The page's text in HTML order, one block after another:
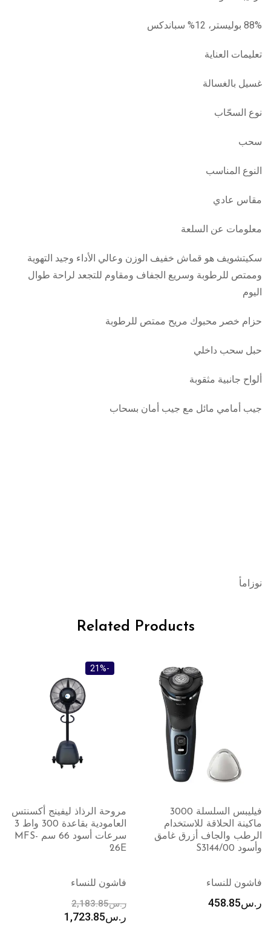
88% بوليستر، 12% سباندكس
تعليمات العناية
غسيل بالغسالة
نوع السحّاب
سحب
النوع المناسب
مقاس عادي
معلومات عن السلعة
سكيتشويف هو قماش خفيف الوزن وعالي الأداء وجيد التهوية
وممتص للرطوبة وسريع الجفاف ومقاوم للتجعد لراحة طوال
اليوم
حزام خصر محبوك مريح ممتص للرطوبة
حبل سحب داخلي
ألواح جانبية مثقوبة
جيب أمامي مائل مع جيب أمان بسحاب
نوزامأ
Related Products
مروحة الرذاذ ليفينج أكسنتس
سرعات أسود 66 سم MFS-
26E
فاشون للنساء
ر.س 2,183.85
-11%
فيليبس مجفف شعر من
سلسلة 3000 ب 6 سرعات
وبتقنية الحماية من الحرارة
ر.س 152.95 ر.س